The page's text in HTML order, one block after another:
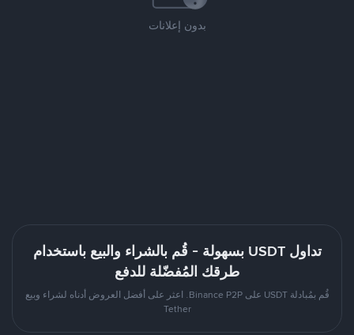
بدون إعلانات
تداول USDT بسهولة - قُم بالشراء والبيع باستخدام
طرقك المُفضّلة للدفع
قُم بمُبادلة USDT على Binance P2P. اعثر على أفضل العروض أدناه لشراء وبيع
Tether